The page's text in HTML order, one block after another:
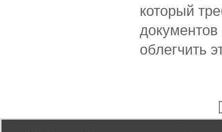
который
облегчить